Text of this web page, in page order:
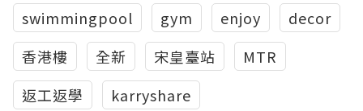
swimmingpool
gym enjoy
decor
香港樓
全新 宋皇臺站
MTR
返工返學
karryshare